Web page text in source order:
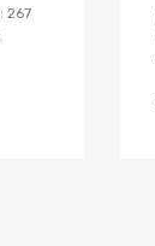
267